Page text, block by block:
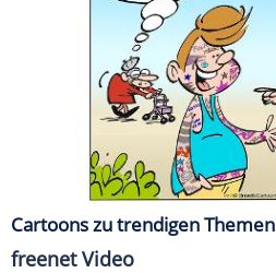
Cartoons zu trendigen Themen
freenet Video